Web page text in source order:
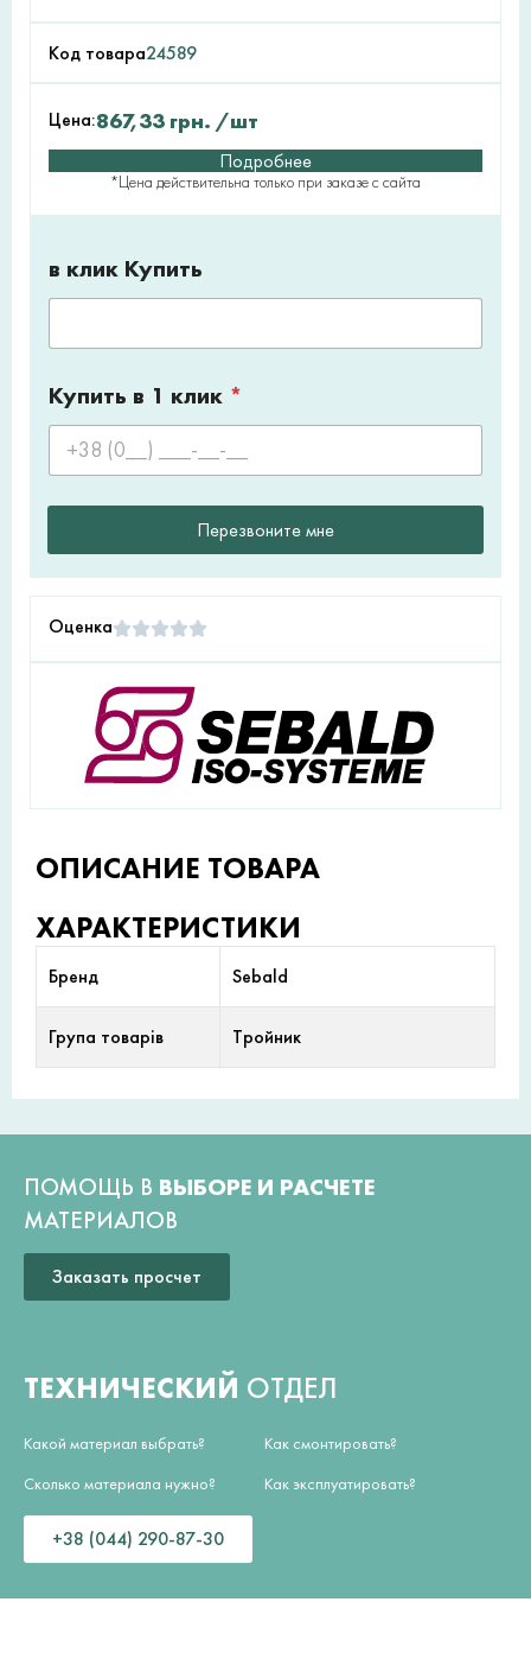
Код товара24589
Цена:867,33 грн. /шт
Подробнее
*Цена действительна только при заказе с сайта
в клик Купить
Купить в 1 клик *
Перезвоните мне
Оценка
ОПИСАНИЕ ТОВАРА
ХАРАКТЕРИСТИКИ
Бренд Sebald
Група товарів Тройник
ПОМОЩЬ В ВЫБОРЕ И РАСЧЕТЕ
МАТЕРИАЛОВ
Заказать просчет
ТЕХНИЧЕСКИЙ ОТДЕЛ
Какой материал выбрать?
Сколько материала нужно?
Как смонтировать?
Как эксплуатировать?
+38 (044) 290-87-30